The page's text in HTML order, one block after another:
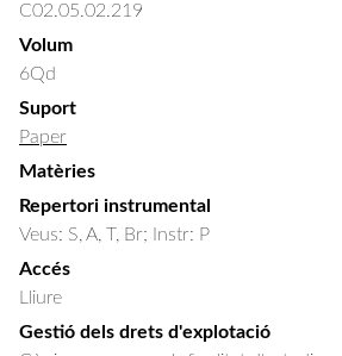
C02.05.02.219
Volum
6Qd
Suport
Paper
Matèries
Repertori instrumental
Veus: S, A, T, Br; Instr: P
Accés
Lliure
Gestió dels drets d'explotació